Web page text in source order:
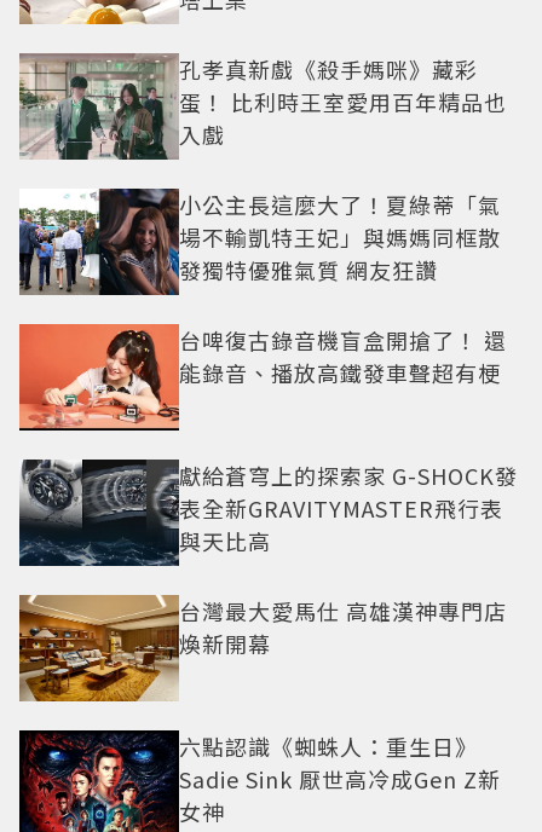
孔孝真新戲《殺手媽咪》藏彩
蛋！ 比利時王室愛用百年精品也
入戲
小公主長這麼大了！夏綠蒂「氣
場不輸凱特王妃」與媽媽同框散
發獨特優雅氣質 網友狂讚
台啤復古錄音機盲盒開搶了！ 還
能錄音、播放高鐵發車聲超有梗
獻給蒼穹上的探索家 G-SHOCK發
表全新GRAVITYMASTER飛行表
與天比高
台灣最大愛馬仕 高雄漢神專門店
煥新開幕
六點認識《蜘蛛人：重生日》
Sadie Sink 厭世高冷成Gen Z新
女神